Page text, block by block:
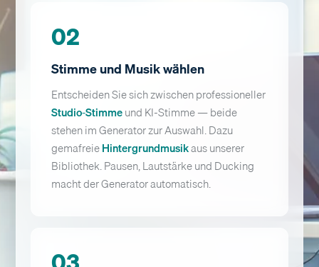
02
Stimme und Musik wählen
Entscheiden Sie sich zwischen professioneller
Studio-Stimmeund KI-Stimme — beide
stehen im Generator zur Auswahl. Dazu
gemafreieHintergrundmusikaus unserer
Bibliothek. Pausen, Lautstärke und Ducking
macht der Generator automatisch.